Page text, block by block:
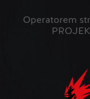
Operatorem